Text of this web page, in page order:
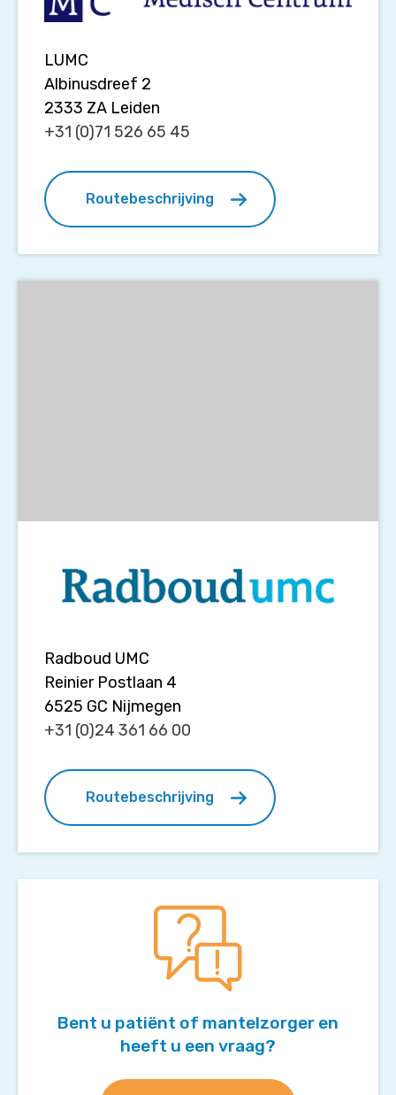
LUMC
Albinusdreef 2
2333 ZA Leiden
+31 (0)71 526 65 45
Routebeschrijving
Radboud UMC
Reinier Postlaan 4
6525 GC Nijmegen
+31 (0)24 361 66 00
Routebeschrijving
Bent u patiënt of mantelzorger en
heeft u een vraag?